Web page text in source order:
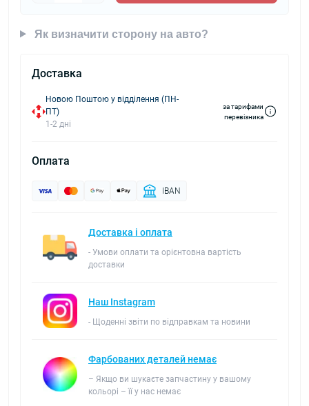
Як визначити сторону на авто?
Доставка
Новою Поштою у відділення (ПН-
ПТ)
1-2 дні
за тарифами
перевізника
Оплата
IBAN
Доставка і оплата
- Умови оплати та орієнтовна вартість
доставки
Наш Instagram
- Щоденні звіти по відправкам та новини
Фарбованих деталей немає
– Якщо ви шукаєте запчастину у вашому
кольорі – її у нас немає